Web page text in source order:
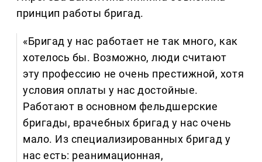
принцип работы бригад.
«Бригад у нас работает не так много, как
хотелось бы. Возможно, люди считают
эту профессию не очень престижной, хотя
условия оплаты у нас достойные.
Работают в основном фельдшерские
бригады, врачебных бригад у нас очень
мало. Из специализированных бригад у
нас есть: реанимационная,